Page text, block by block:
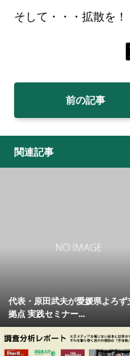
そして・・・拡散を！
前の記事
関連記事
代表・原田武夫が愛媛県よろず
拠点 実践セミナー...